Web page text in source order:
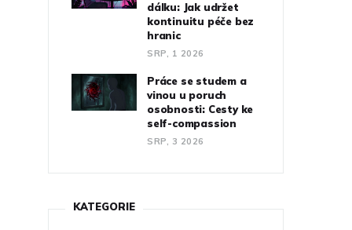
dálku: Jak udržet
kontinuitu péče bez
hranic
SRP, 1 2026
Práce se studem a
vinou u poruch
osobnosti: Cesty ke
self-compassion
SRP, 3 2026
KATEGORIE